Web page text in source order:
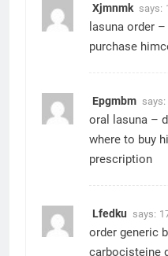
Xjmnmk says:
lasuna order –
purchase
Epgmbm says:
oral lasuna –
where to buy
prescription
Lfedku says:
order generic
carbocisteine